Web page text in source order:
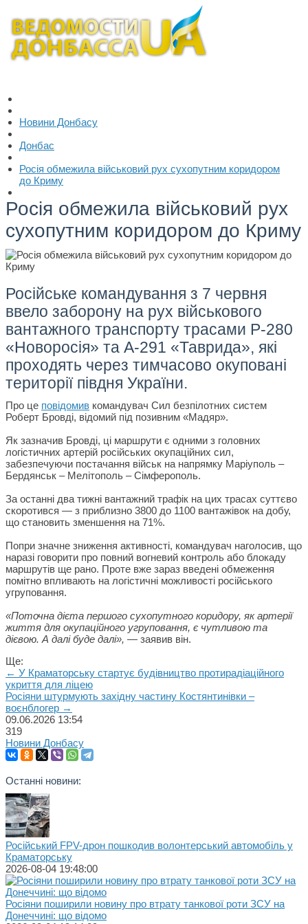
Новини Донбасу
Донбас
Росія обмежила військовий рух сухопутним коридором
до Криму
Росія обмежила військовий рух
сухопутним коридором до Криму
Російське командування з 7 червня
ввело заборону на рух військового
вантажного транспорту трасами Р-280
«Новоросія» та А-291 «Таврида», які
проходять через тимчасово окуповані
території півдня України.
Про це повідомив командувач Сил безпілотних систем
Роберт Бровді, відомий під позивним «Мадяр».
Як зазначив Бровді, ці маршрути є одними з головних
логістичних артерій російських окупаційних сил,
забезпечуючи постачання військ на напрямку Маріуполь –
Бердянськ – Мелітополь – Сімферополь.
За останні два тижні вантажний трафік на цих трасах суттєво
скоротився — з приблизно 3800 до 1100 вантажівок на добу,
що становить зменшення на 71%.
Попри значне зниження активності, командувач наголосив, що
наразі говорити про повний вогневий контроль або блокаду
маршрутів ще рано. Проте вже зараз введені обмеження
помітно впливають на логістичні можливості російського
угруповання.
«Поточна дієта першого сухопутного коридору, як артерії
життя для окупаційного угруповання, є чутливою та
дієвою. А далі буде далі», — заявив він.
Ще:
← У Краматорську стартує будівництво протирадіаційного
укриття для ліцею
Росіяни штурмують західну частину Костянтинівки –
воєнблогер →
09.06.2026 13:54
319
Новини Донбасу
Останні новини:
Російський FPV-дрон пошкодив волонтерський автомобіль у
Краматорську
2026-08-04 19:48:00
Росіяни поширили новину про втрату танкової роти ЗСУ на
Донеччині: що відомо